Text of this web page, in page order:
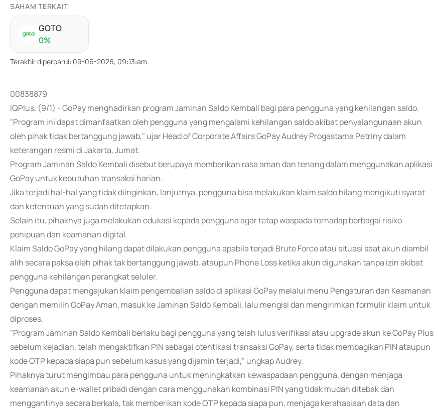
SAHAM TERKAIT
GOTO
0%
Terakhir diperbarui: 09-06-2026, 09:13:am
00838879
IQPlus, (9/1) - GoPay menghadirkan program Jaminan Saldo Kembali bagi para pengguna yang kehilangan saldo.
"Program ini dapat dimanfaatkan oleh pengguna yang mengalami kehilangan saldo akibat penyalahgunaan akun
oleh pihak tidak bertanggung jawab," ujar Head of Corporate Affairs GoPay Audrey Progastama Petriny dalam
keterangan resmi di Jakarta, Jumat.
Program Jaminan Saldo Kembali disebut berupaya memberikan rasa aman dan tenang dalam menggunakan aplikasi
GoPay untuk kebutuhan transaksi harian.
Jika terjadi hal-hal yang tidak diinginkan, lanjutnya, pengguna bisa melakukan klaim saldo hilang mengikuti syarat
dan ketentuan yang sudah ditetapkan.
Selain itu, pihaknya juga melakukan edukasi kepada pengguna agar tetap waspada terhadap berbagai risiko
penipuan dan keamanan digital.
Klaim Saldo GoPay yang hilang dapat dilakukan pengguna apabila terjadi Brute Force atau situasi saat akun diambil
alih secara paksa oleh pihak tak bertanggung jawab, ataupun Phone Loss ketika akun digunakan tanpa izin akibat
pengguna kehilangan perangkat seluler.
Pengguna dapat mengajukan klaim pengembalian saldo di aplikasi GoPay melalui menu Pengaturan dan Keamanan
dengan memilih GoPay Aman, masuk ke Jaminan Saldo Kembali, lalu mengisi dan mengirimkan formulir klaim untuk
diproses.
"Program Jaminan Saldo Kembali berlaku bagi pengguna yang telah lulus verifikasi atau upgrade akun ke GoPay Plus
sebelum kejadian, telah mengaktifkan PIN sebagai otentikasi transaksi GoPay, serta tidak membagikan PIN ataupun
kode OTP kepada siapa pun sebelum kasus yang dijamin terjadi," ungkap Audrey.
Pihaknya turut mengimbau para pengguna untuk meningkatkan kewaspadaan pengguna, dengan menjaga
keamanan akun e-wallet pribadi dengan cara menggunakan kombinasi PIN yang tidak mudah ditebak dan
menggantinya secara berkala, tak memberikan kode OTP kepada siapa pun, menjaga kerahasiaan data dan